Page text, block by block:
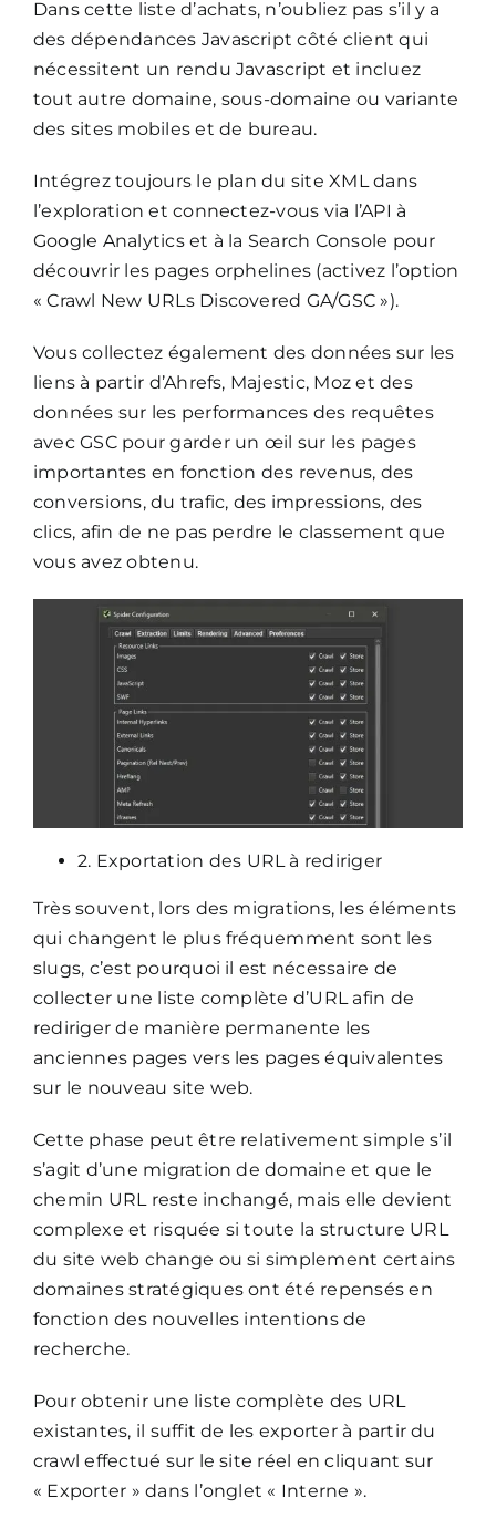
Dans cette liste d’achats, n’oubliez pas s’il y a
des dépendances Javascript côté client qui
nécessitent un rendu Javascript et incluez
tout autre domaine, sous-domaine ou variante
des sites mobiles et de bureau.
Intégrez toujours le plan du site XML dans
l’exploration et connectez-vous via l’API à
Google Analytics et à la Search Console pour
découvrir les pages orphelines (activez l’option
« Crawl New URLs Discovered GA/GSC »).
Vous collectez également des données sur les
liens à partir d’Ahrefs, Majestic, Moz et des
données sur les performances des requêtes
avec GSC pour garder un œil sur les pages
importantes en fonction des revenus, des
conversions, du trafic, des impressions, des
clics, afin de ne pas perdre le classement que
vous avez obtenu.
2. Exportation des URL à rediriger
Très souvent, lors des migrations, les éléments
qui changent le plus fréquemment sont les
slugs, c’est pourquoi il est nécessaire de
collecter une liste complète d’URL afin de
rediriger de manière permanente les
anciennes pages vers les pages équivalentes
sur le nouveau site web.
Cette phase peut être relativement simple s’il
s’agit d’une migration de domaine et que le
chemin URL reste inchangé, mais elle devient
complexe et risquée si toute la structure URL
du site web change ou si simplement certains
domaines stratégiques ont été repensés en
fonction des nouvelles intentions de
recherche.
Pour obtenir une liste complète des URL
existantes, il suffit de les exporter à partir du
crawl effectué sur le site réel en cliquant sur
« Exporter » dans l’onglet « Interne ».